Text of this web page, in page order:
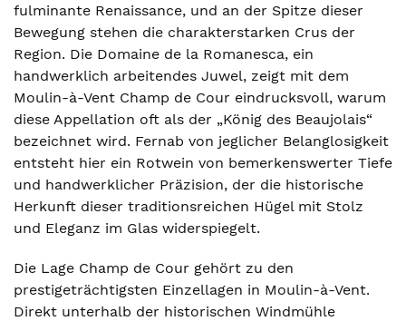
fulminante Renaissance, und an der Spitze dieser
Bewegung stehen die charakterstarken Crus der
Region. Die Domaine de la Romanesca, ein
handwerklich arbeitendes Juwel, zeigt mit dem
Moulin-à-Vent Champ de Cour eindrucksvoll, warum
diese Appellation oft als der „König des Beaujolais“
bezeichnet wird. Fernab von jeglicher Belanglosigkeit
entsteht hier ein Rotwein von bemerkenswerter Tiefe
und handwerklicher Präzision, der die historische
Herkunft dieser traditionsreichen Hügel mit Stolz
und Eleganz im Glas widerspiegelt.
Die Lage Champ de Cour gehört zu den
prestigeträchtigsten Einzellagen in Moulin-à-Vent.
Direkt unterhalb der historischen Windmühle